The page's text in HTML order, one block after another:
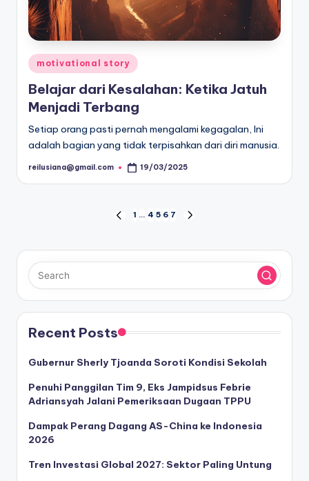
Posted
in
motivational story
Belajar dari Kesalahan: Ketika Jatuh
Menjadi Terbang
Setiap orang pasti pernah mengalami kegagalan, Ini
adalah bagian yang tidak terpisahkan dari diri manusia.
Posted
reilusiana@gmail.com 19/03/2025
pagination
PREVIOUS
1 … 4 5 6 7
Recent Posts
Gubernur Sherly Tjoanda Soroti Kondisi Sekolah
Penuhi Panggilan Tim 9, Eks Jampidsus Febrie
Adriansyah Jalani Pemeriksaan Dugaan TPPU
Dampak Perang Dagang AS-China ke Indonesia
2026
Tren Investasi Global 2027: Sektor Paling Untung